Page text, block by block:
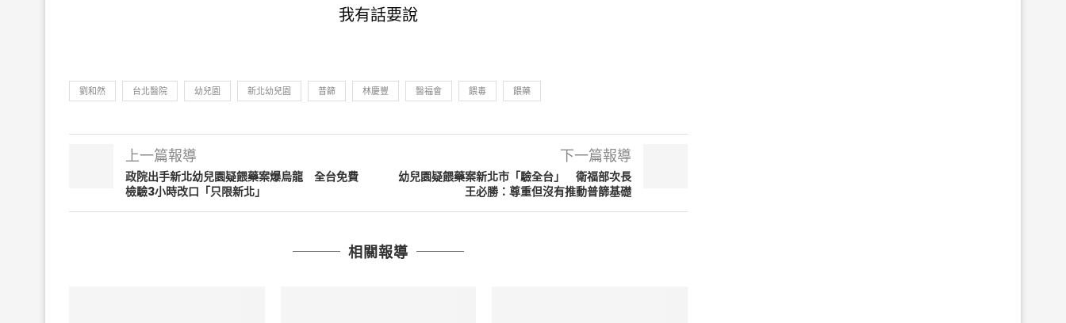
我有話要說
劉和然 台北醫院 幼兒園 新北幼兒園 普篩 林慶豐 醫福會 餵毒 餵藥
上一篇報導
政院出手新北幼兒園疑餵藥案爆烏龍 全台免費
檢驗3小時改口「只限新北」
下一篇報導
幼兒園疑餵藥案新北市「驗全台」 衛福部次長
王必勝：尊重但沒有推動普篩基礎
相關報導